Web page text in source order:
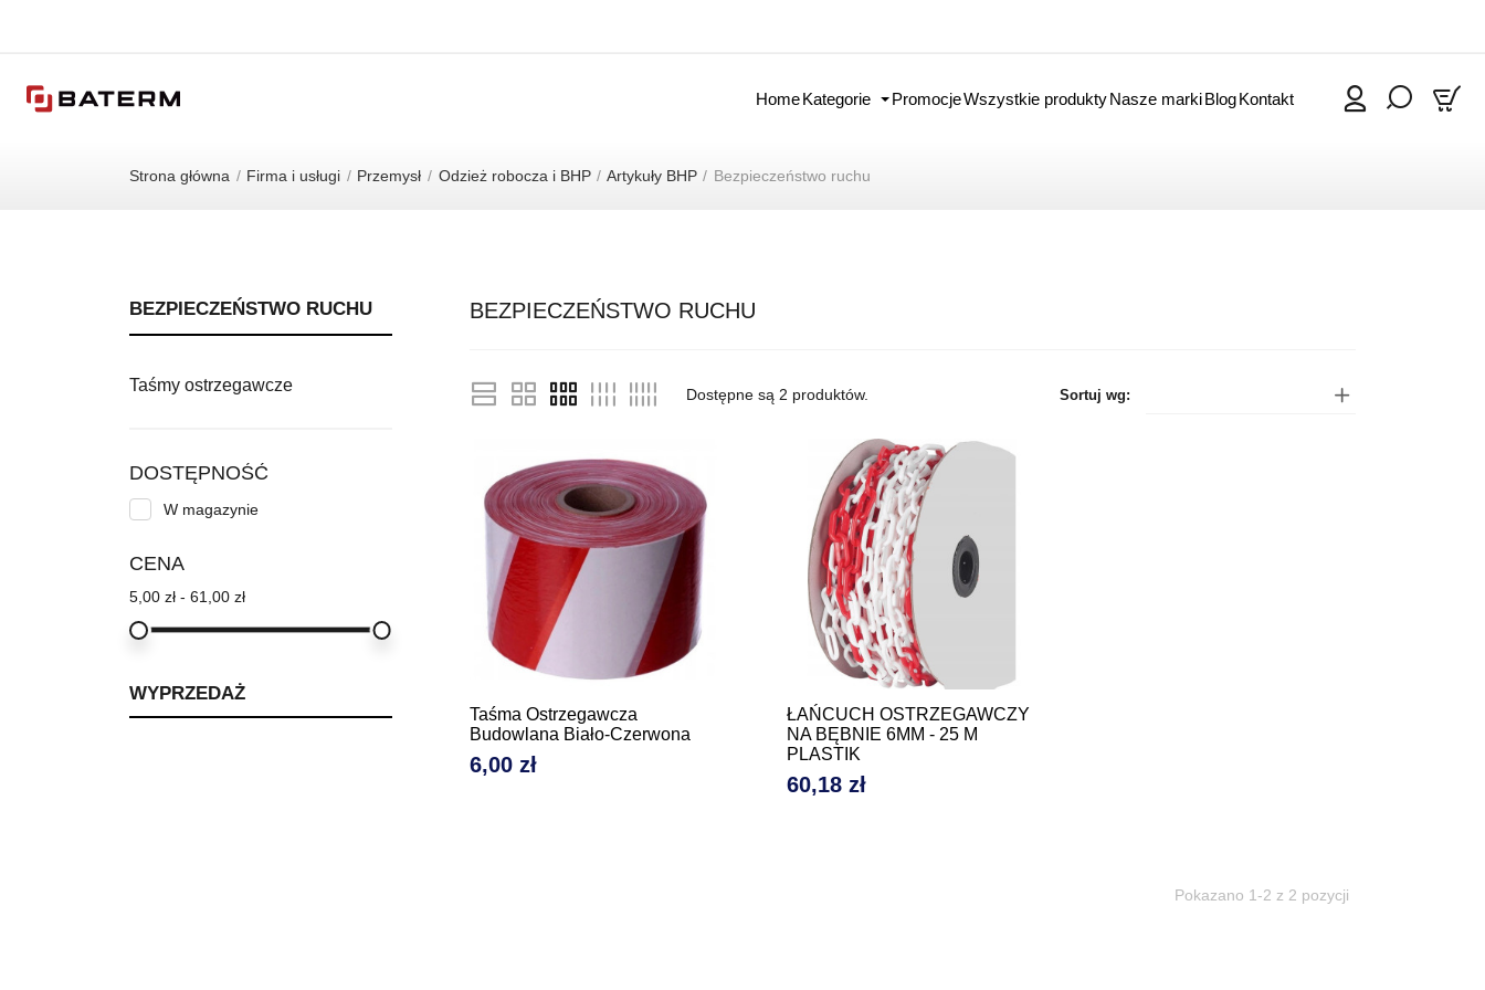
HomeKategorie PromocjeWszystkie produktyNasze markiBlogKontakt
Strona główna Firma i usługi Przemysł Odzież robocza i BHP Artykuły BHP Bezpieczeństwo ruchu
BEZPIECZEŃSTWO RUCHU
Taśmy ostrzegawcze
DOSTĘPNOŚĆ
W magazynie
CENA
5,00 zł - 61,00 zł
WYPRZEDAŻ
BEZPIECZEŃSTWO RUCHU
Dostępne są 2 produktów. Sortuj wg:
Taśma Ostrzegawcza
Budowlana Biało-Czerwona
Cena
6,00 zł
ŁAŃCUCH OSTRZEGAWCZY
NA BĘBNIE 6MM - 25 M
PLASTIK
Cena
60,18 zł
Pokazano 1-2 z 2 pozycji